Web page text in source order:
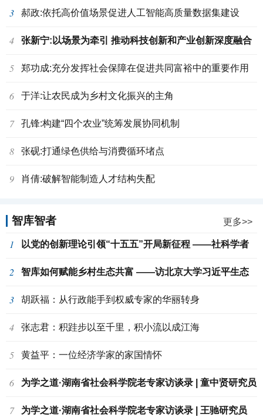
3 郝政:依托高价值场景促进人工智能高质量数据集建设
4 张新宁:以场景为牵引 推动科技创新和产业创新深度融合
5 郑功成:充分发挥社会保障在促进共同富裕中的重要作用
6 于洋:让农民成为乡村文化振兴的主角
7 孔锋:构建“四个农业”统筹发展协同机制
8 张砚:打通绿色供给与消费循环堵点
9 肖倩:破解智能制造人才结构失配
智库智者 更多>>
1 以党的创新理论引领“十五五”开局新征程 ——社科学者
谈新一年的学术使命与研究课题
2 智库如何赋能乡村生态共富 ——访北京大学习近平生态
文明思想研究中心主任郇庆治教授
3 胡跃福：从行政能手到权威专家的华丽转身
4 张志君：积跬步以至千里，积小流以成江海
5 黄益平：一位经济学家的家国情怀
6 为学之道·湖南省社会科学院老专家访谈录 | 童中贤研究员
7 为学之道·湖南省社会科学院老专家访谈录 | 王驰研究员